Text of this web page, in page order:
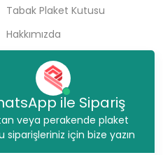
Tabak Plaket Kutusu
Hakkımızda
Sipariş Ver
İletişim
ile Sipariş
veya perakende plaket
siparişleriniz için bize yazın